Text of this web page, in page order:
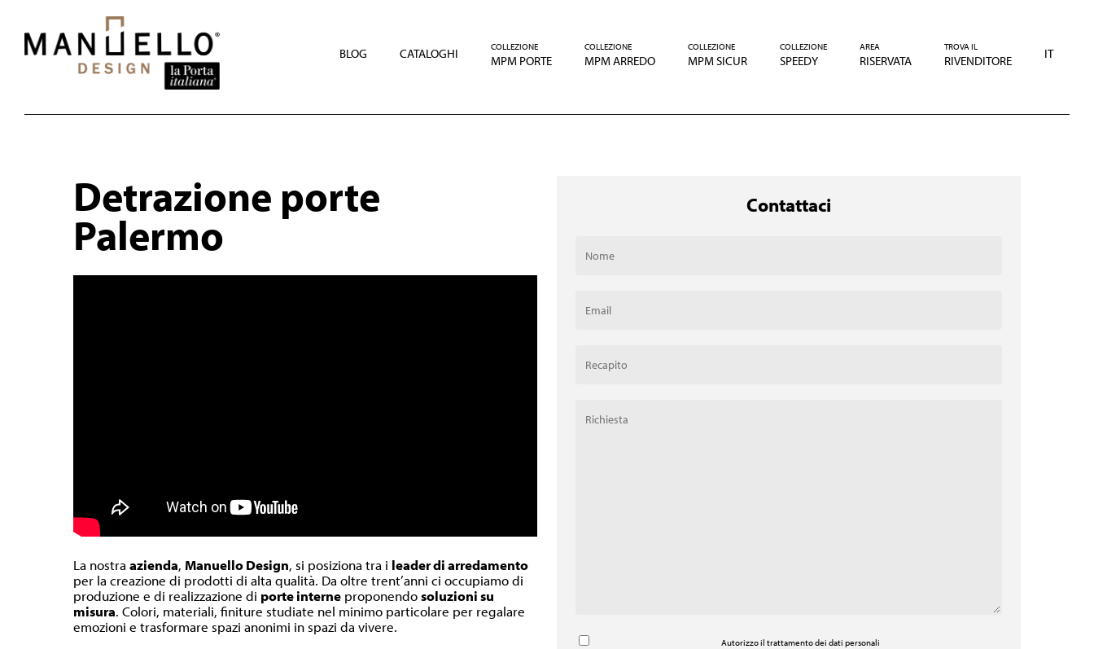
main
content
BLOG CATALOGHI COLLEZIONE
MPM PORTE
COLLEZIONE
MPM ARREDO
COLLEZIONE
MPM SICUR
COLLEZIONE
SPEEDY
AREA
RISERVATA
TROVA IL
RIVENDITORE IT
Detrazione porte
Palermo
La nostraazienda, Manuello Design, si posiziona tra i leader di arredamento
per la creazione di prodotti di alta qualità. Da oltre trent’anni ci occupiamo di
produzione e di realizzazione di porte interne proponendosoluzioni su
misura. Colori, materiali, finiture studiate nel minimo particolare per regalare
emozioni e trasformare spazi anonimi in spazi da vivere.
Contattaci
Autorizzo il trattamento dei dati personali